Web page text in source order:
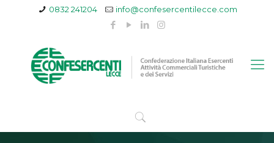
0832 241204 info@confesercentilecce.com